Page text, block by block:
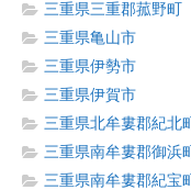
三重県三重郡菰野町
三重県亀山市
三重県伊勢市
三重県伊賀市
三重県北牟婁郡紀北町
三重県南牟婁郡御浜町
三重県南牟婁郡紀宝町